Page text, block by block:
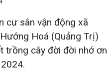
cư sân vận động xã
Hoá (Quảng Trị)
trồng cây đời đời nhớ ơn